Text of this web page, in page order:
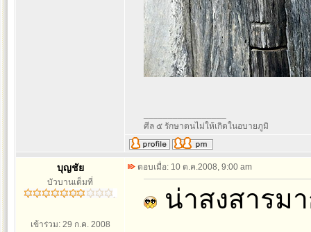
ศีล ๕ รักษาตนไม่ให้เกิดในอบายภูมิ
บุญชัย
บัวบานเต็มที่
เข้าร่วม: 29 ก.ค. 2008
ตอบเมื่อ: 10 ต.ค.2008, 9:00 am
น่าสงสารม